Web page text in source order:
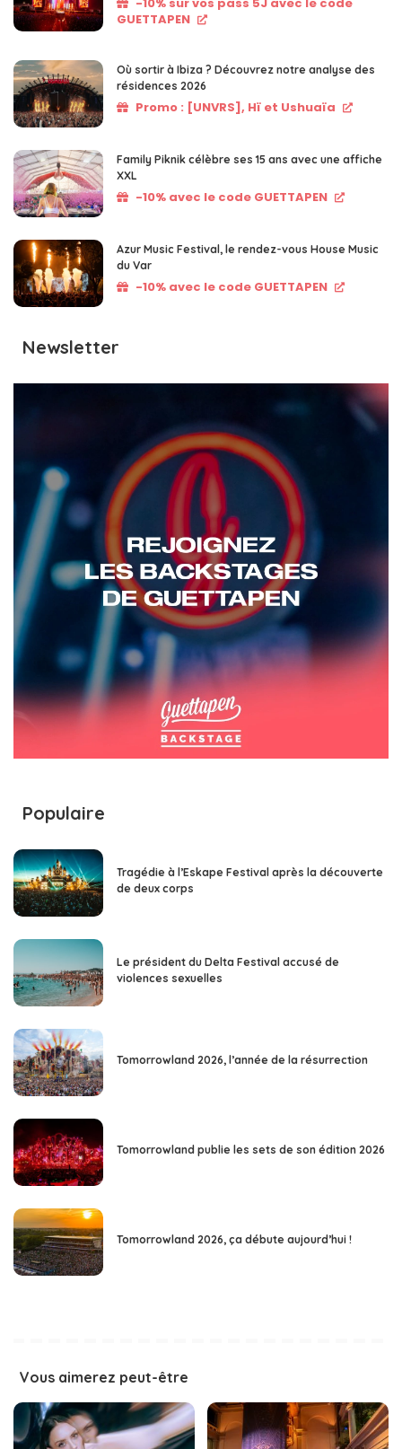
-10% sur vos pass 5J avec le code
GUETTAPEN
Où sortir à Ibiza ? Découvrez notre analyse des
résidences 2026
Promo : [UNVRS], Hï et Ushuaïa
Family Piknik célèbre ses 15 ans avec une affiche
XXL
-10% avec le code GUETTAPEN
Azur Music Festival, le rendez-vous House Music
du Var
-10% avec le code GUETTAPEN
Newsletter
Populaire
Tragédie à l’Eskape Festival après la découverte
de deux corps
Le président du Delta Festival accusé de
violences sexuelles
Tomorrowland 2026, l’année de la résurrection
Tomorrowland publie les sets de son édition 2026
Tomorrowland 2026, ça débute aujourd’hui !
Vous aimerez peut-être